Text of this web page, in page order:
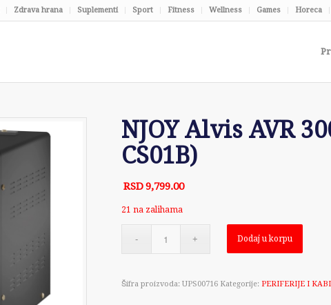
Zdrava hrana Suplementi Sport Fitness Wellness Games Horeca
NJOY Alvis AVR
CS01B)
RSD9,799.00
21 na zalihama
Dodaj u korpu
Šifra proizvoda: UPS00716 Kategorije: PERIFERIJE I